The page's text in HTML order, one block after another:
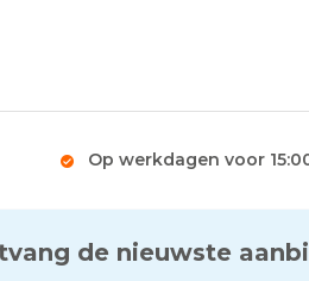
Op werkdagen voor
de nieuwste